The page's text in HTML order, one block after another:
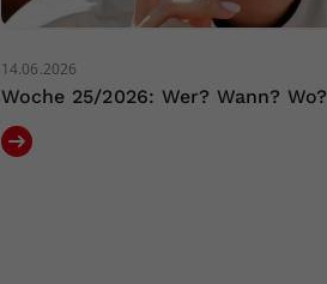
14.06.2026
Woche 25/2026: Wer? Wann? Wo?